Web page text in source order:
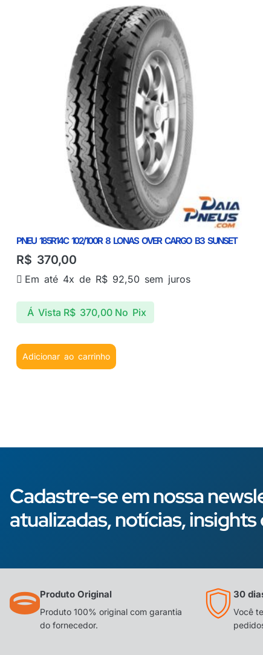
PNEU 185R14C 102/100R 8 LONAS OVER CARGO B3 SUNSET
R$ 370,00
Em até 4x de R$ 92,50 sem juros
Á Vista R$370,00 No Pix
Adicionar ao carrinho
Cadastre-se em nossa
atualizadas, notícias,
Produto Original
Produto 100% original com garantia
do fornecedor.
30
Você